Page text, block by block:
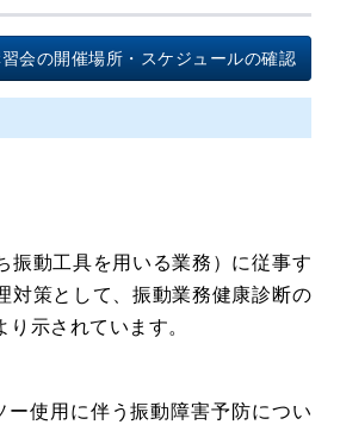
会の開催場所・スケジュールの確認
動工具を用いる業務）に従事す
対策として、振動業務健康診断の
示されています。
使用に伴う振動障害予防につい